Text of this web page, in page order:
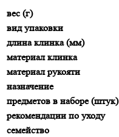
вес (г)
вид упаковки
длина клинка (мм)
материал клинка
материал рукояти
назначение
предметов в наборе (штук)
рекомендации по уходу
семейство